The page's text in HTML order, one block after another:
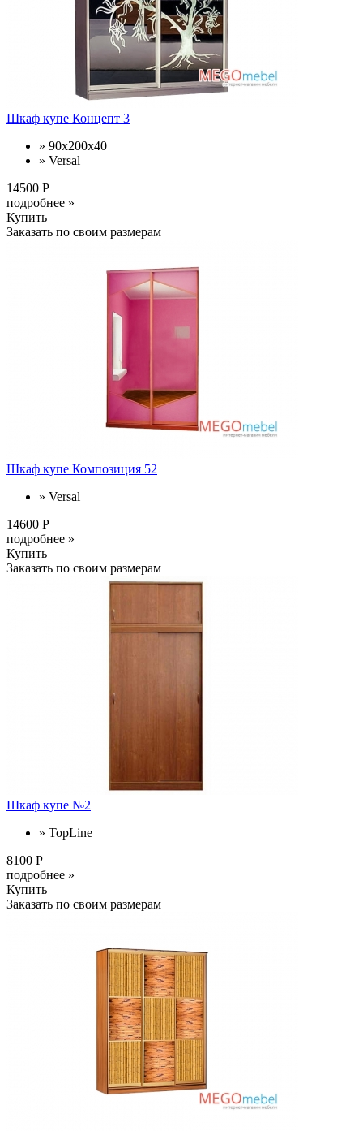
Шкаф купе Концепт 3
» 90x200x40
» Versal
14500 Р
подробнее »
Купить
Заказать по своим размерам
Шкаф купе Композиция 52
» Versal
14600 Р
подробнее »
Купить
Заказать по своим размерам
Шкаф купе №2
» TopLine
8100 Р
подробнее »
Купить
Заказать по своим размерам